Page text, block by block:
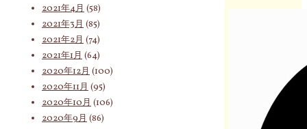
2021年4月 (58)
2021年3月 (85)
2021年2月 (74)
2021年1月 (64)
2020年12月 (100)
2020年11月 (95)
2020年10月 (106)
2020年9月 (86)